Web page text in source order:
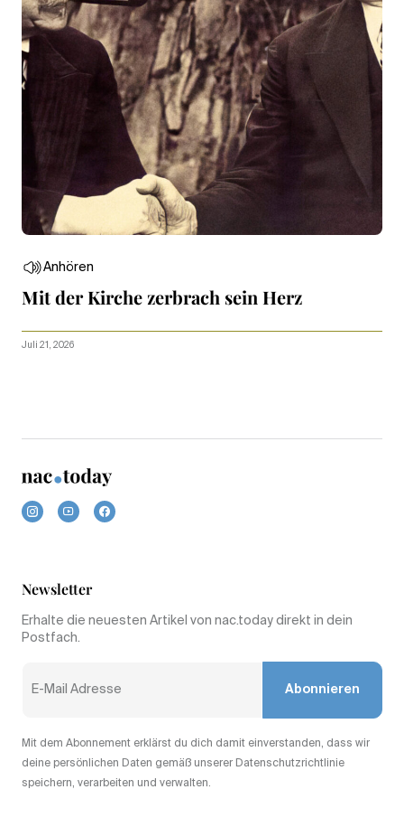
Anhören
Mit der Kirche zerbrach sein Herz
Juli 21, 2026
Newsletter
Erhalte die neuesten Artikel von nac.today direkt in dein
Postfach.
Abonnieren
Mit dem Abonnement erklärst du dich damit einverstanden, dass wir
deine persönlichen Daten gemäß unserer Datenschutzrichtlinie
speichern, verarbeiten und verwalten.